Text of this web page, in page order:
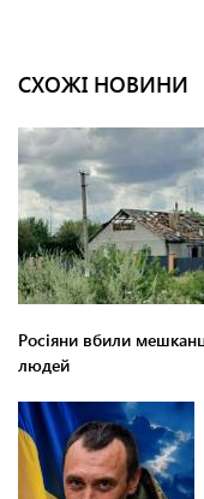
СХОЖІ НОВИНИ
Росіяни вбили
людей